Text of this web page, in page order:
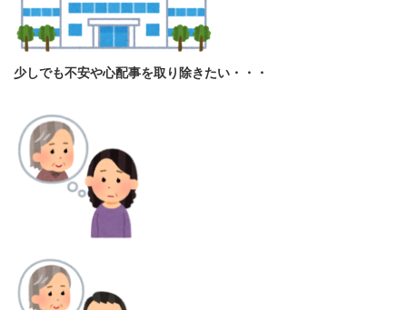
少しでも不安や心配事を取り除きたい・・・